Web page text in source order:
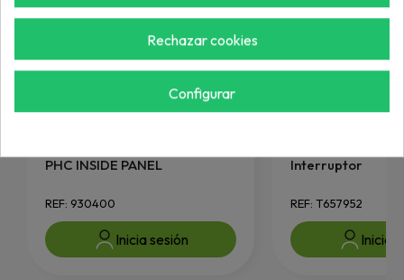
PHC INSIDE PANEL
REF: 930400
Inicia sesión
Interruptor
REF: T657952
Inicia
Rechazar cookies
Configurar